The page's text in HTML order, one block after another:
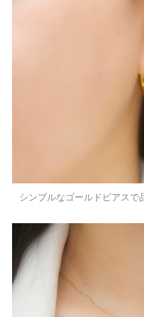
シンプルなゴールドピアスで